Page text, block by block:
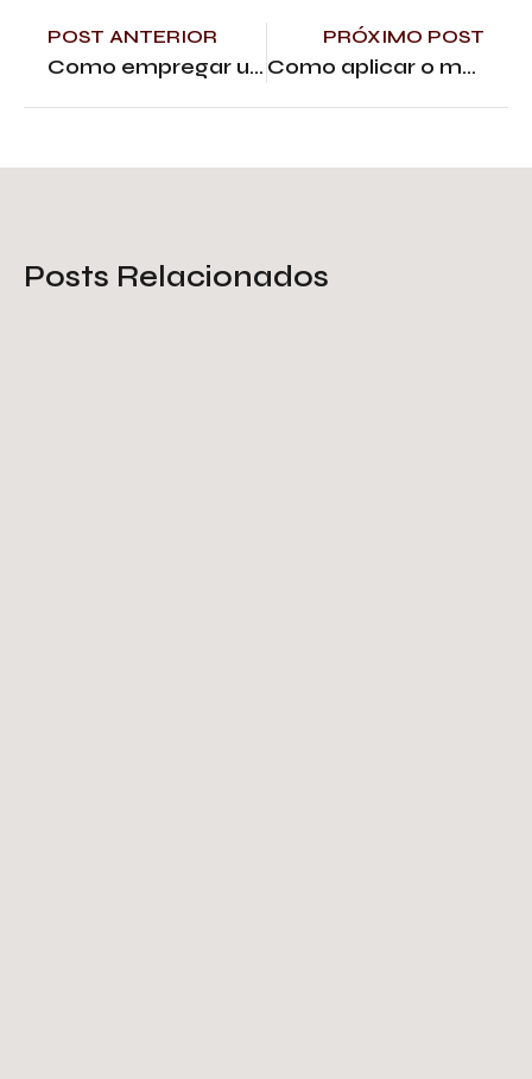
POST ANTERIOR
Como empregar uma fachada com telha de alumínio
PRÓXIMO POST
Como aplicar o metal em revestimentos de escadas internas
Posts Relacionados